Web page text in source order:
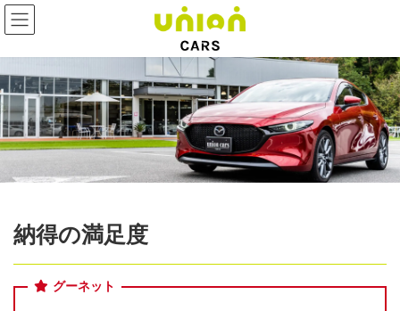
ン
テ
ン
ツ
へ
ビ
ゲ
ー
シ
ョ
納得の満足度
グーネット